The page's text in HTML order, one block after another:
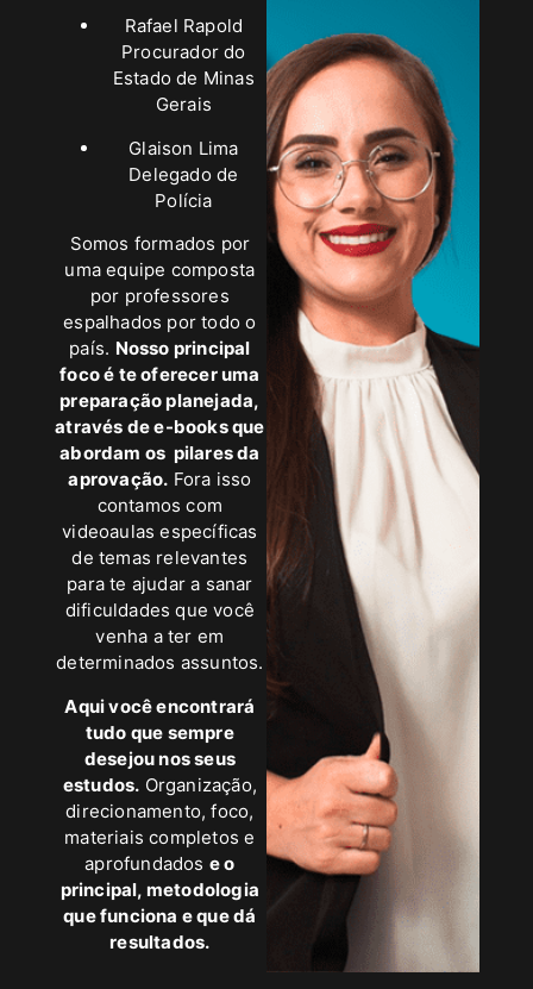
Rafael Rapold
Procurador do
Estado de Minas
Gerais
Glaison Lima
Delegado de
Polícia
Somos formados por
uma equipe composta
por professores
espalhados por todo o
país. Nosso principal
foco é te oferecer uma
preparação planejada,
através de e-books que
abordam os pilares da
aprovação. Fora isso
contamos com
videoaulas específicas
de temas relevantes
para te ajudar a sanar
dificuldades que você
venha a ter em
determinados assuntos.
Aqui você encontrará
tudo que sempre
desejou nos seus
estudos. Organização,
direcionamento, foco,
materiais completos e
aprofundados e o
principal, metodologia
que funciona e que dá
resultados.